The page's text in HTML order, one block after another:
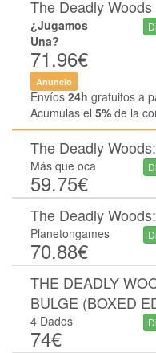
The Deadly
¿Jugamos
Una?
71.96€
Anuncio
Envíos 24h gratuitos a
Acumulas el 5% de la
The Deadly
Más que oca
59.75€
The Deadly
Planetongames
70.88€
THE DEADLY
BULGE (BOXED
4 Dados
74€